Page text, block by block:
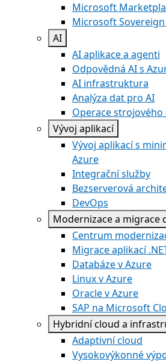
Microsoft
Microsoft
AI
AI aplikace a agenti
Odpovědná AI s
AI infrastruktura
Analýza dat pro AI
Operace strojového
Vývoj aplikací
Vývoj aplikací s
Azure
Integrační služby
Bezserverová
DevOps
Modernizace a migrace
Centrum
Migrace aplikací
Databáze v Azure
Linux v Azure
Oracle v Azure
SAP na Microsoft
Hybridní cloud a
Adaptivní cloud
Vysokovýkonné